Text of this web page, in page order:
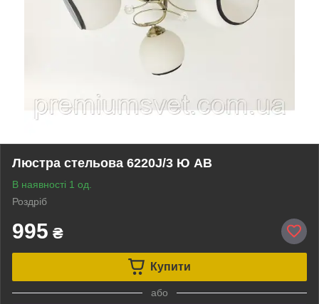
Люстра стельова 6220J/3 Ю AB
В наявності 1 од.
Роздріб
995 ₴
Купити
або